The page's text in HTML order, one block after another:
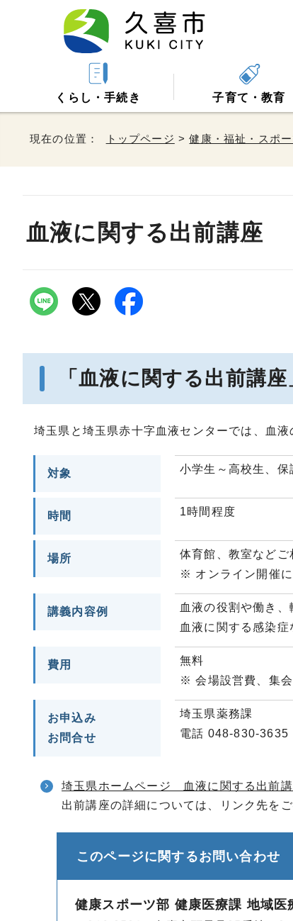
くらし・手続き 子育て・教育
現在の位置： トップページ >健康・福祉・スポー
血液に関する出前講座
「血液に関する出前講
埼玉県と埼玉県赤十字血液センターでは、血
対象 小学生～高校生、
時間 1時間程度
場所
体育館、教室などご
※ オンライン開催に
講義内容例
血液の役割や働き
血液に関する感染症
費用
無料
※ 会場設営費、集会
お申込み
お問合せ
埼玉県薬務課
電話 048-830-3635
埼玉県ホームページ 血液に関する出前
出前講座の詳細については、リンク先をご
このページに関するお問い合わせ
健康スポーツ部 健康医療課 地域医